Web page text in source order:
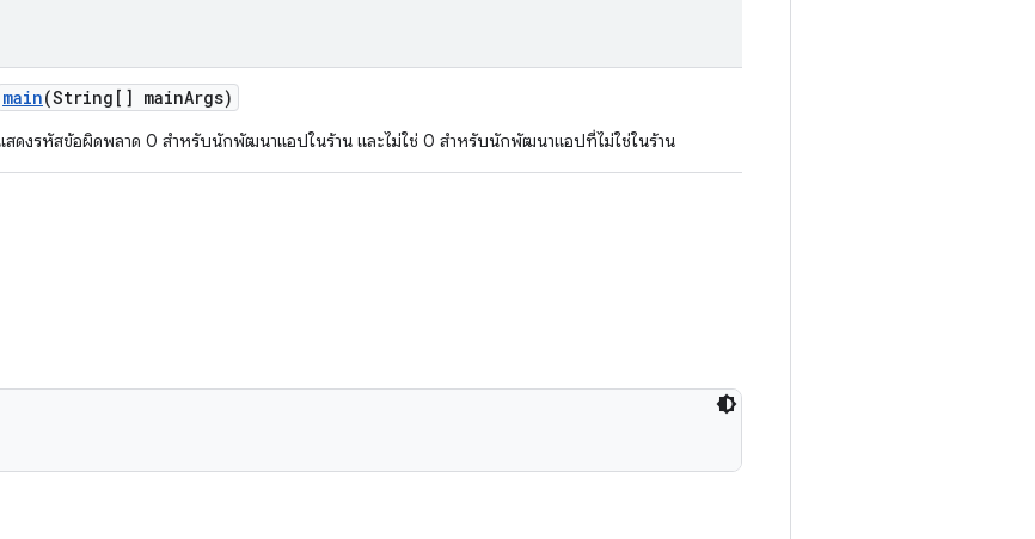
main(String[] mainArgs)
สดงรหัสข้อผิดพลาด 0 สําหรับนักพัฒนาแอปในร้าน และไม่ใช่ 0 สําหรับนักพัฒนาแอปที่ไม่ใช่ในร้าน